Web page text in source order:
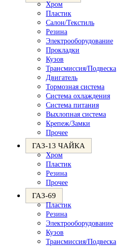
Хром
Пластик
Салон/Текстиль
Резина
Электрооборудование
Прокладки
Кузов
Трансмиссия/Подвеска
Двигатель
Тормозная система
Система охлаждения
Система питания
Выхлопная система
Крепеж/Замки
Прочее
ГАЗ-13 ЧАЙКА
Хром
Пластик
Резина
Прочее
ГАЗ-69
Пластик
Резина
Электрооборудование
Кузов
Трансмиссия/Подвеска